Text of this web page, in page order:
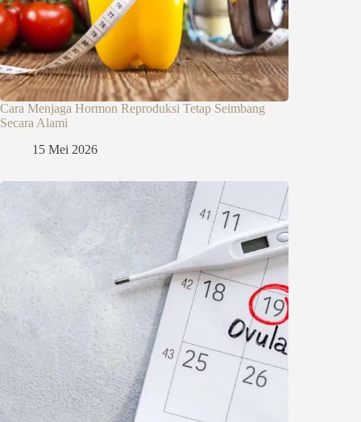
Cara Menjaga Hormon Reproduksi Tetap Seimbang
Secara Alami
15 Mei 2026